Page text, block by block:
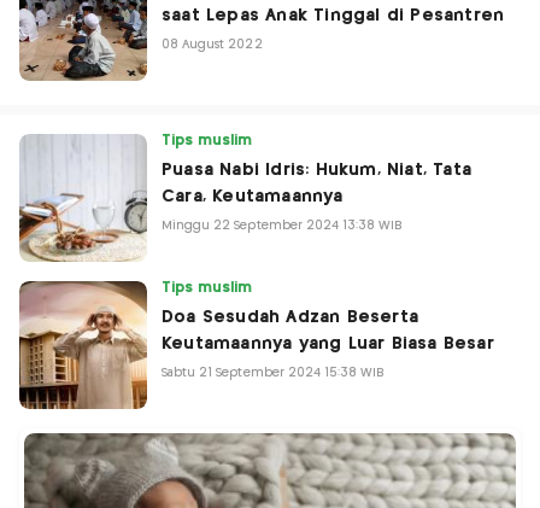
saat Lepas Anak Tinggal di Pesantren
08 August 2022
Tips muslim
Puasa Nabi Idris: Hukum, Niat, Tata
Cara, Keutamaannya
Minggu 22 September 2024 13:38 WIB
Tips muslim
Doa Sesudah Adzan Beserta
Keutamaannya yang Luar Biasa Besar
Sabtu 21 September 2024 15:38 WIB